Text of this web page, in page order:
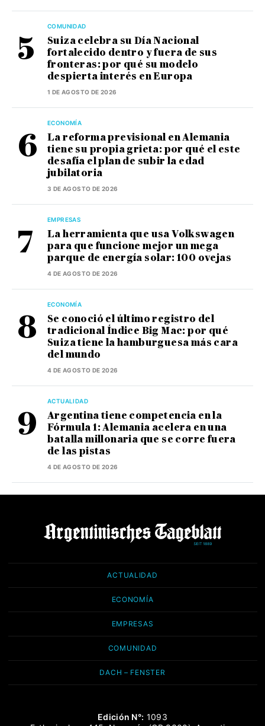
COMUNIDAD
Suiza celebra su Día Nacional
fortalecido dentro y fuera de sus
fronteras: por qué su modelo
despierta interés en Europa
1 DE AGOSTO DE 2026
ECONOMÍA
La reforma previsional en Alemania
tiene su propia grieta: por qué el este
desafía el plan de subir la edad
jubilatoria
3 DE AGOSTO DE 2026
EMPRESAS
La herramienta que usa Volkswagen
para que funcione mejor un mega
parque de energía solar: 100 ovejas
4 DE AGOSTO DE 2026
ECONOMÍA
Se conoció el último registro del
tradicional Índice Big Mac: por qué
Suiza tiene la hamburguesa más cara
del mundo
4 DE AGOSTO DE 2026
ACTUALIDAD
Argentina tiene competencia en la
Fórmula 1: Alemania acelera en una
batalla millonaria que se corre fuera
de las pistas
4 DE AGOSTO DE 2026
ACTUALIDAD
ECONOMÍA
EMPRESAS
COMUNIDAD
DACH – FENSTER
Edición N°: 1093